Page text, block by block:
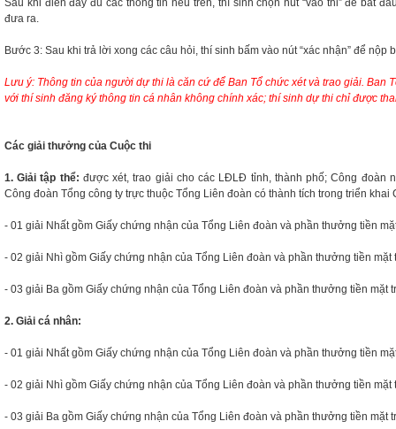
Sau khi điền đầy đủ các thông tin nêu trên, thí sinh chọn nút “vào thi” để bắt
đưa ra.
Bước 3: Sau khi trả lời xong các câu hỏi, thí sinh bấm vào nút “xác nhận” để nộp
Lưu ý: Thông tin của người dự thi là căn cứ để Ban Tổ chức xét và trao giải. Ban
với thí sinh đăng ký thông tin cá nhân không chính xác; thí sinh dự thi chỉ được
Các giải thưởng của Cuộc thi
1. Giải tập thể: được xét, trao giải cho các LĐLĐ tỉnh, thành phố; Công đoàn
Công đoàn Tổng công ty trực thuộc Tổng Liên đoàn có thành tích trong triển khai
- 01 giải Nhất gồm Giấy chứng nhận của Tổng Liên đoàn và phần thưởng tiền
- 02 giải Nhì gồm Giấy chứng nhận của Tổng Liên đoàn và phần thưởng tiền mặt
- 03 giải Ba gồm Giấy chứng nhận của Tổng Liên đoàn và phần thưởng tiền mặt
2. Giải cá nhân:
- 01 giải Nhất gồm Giấy chứng nhận của Tổng Liên đoàn và phần thưởng tiền
- 02 giải Nhì gồm Giấy chứng nhận của Tổng Liên đoàn và phần thưởng tiền mặt
- 03 giải Ba gồm Giấy chứng nhận của Tổng Liên đoàn và phần thưởng tiền mặt